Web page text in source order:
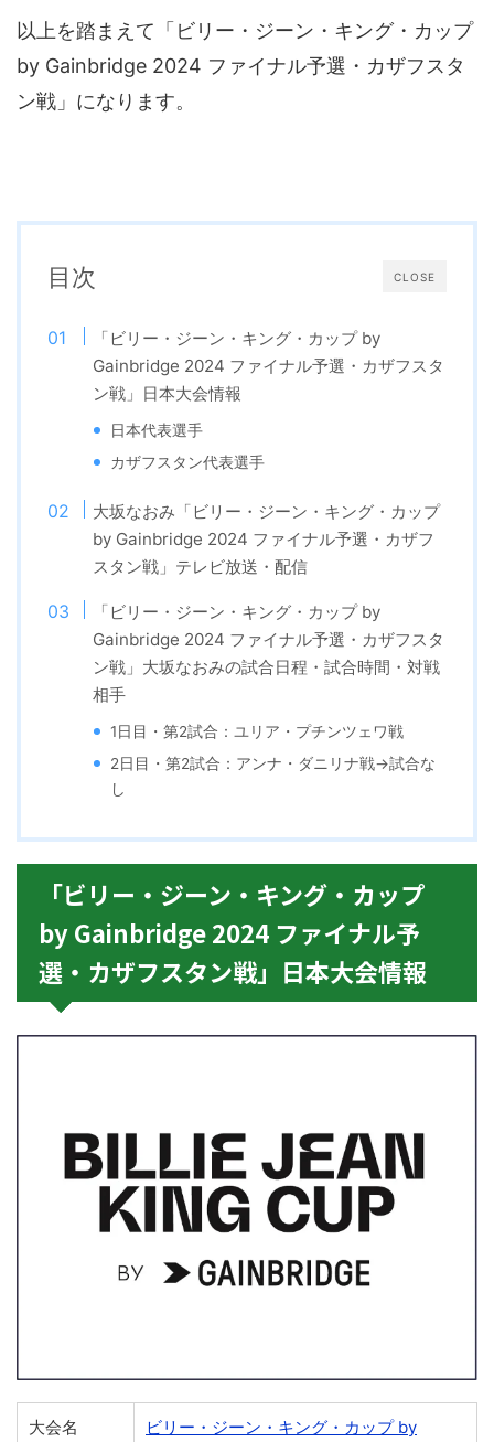
以上を踏まえて「ビリー・ジーン・キング・カップ
by Gainbridge 2024 ファイナル予選・カザフスタ
ン戦」になります。
CLOSE
目次
「ビリー・ジーン・キング・カップ by
Gainbridge 2024 ファイナル予選・カザフスタ
ン戦」日本大会情報
日本代表選手
カザフスタン代表選手
大坂なおみ「ビリー・ジーン・キング・カップ
by Gainbridge 2024 ファイナル予選・カザフ
スタン戦」テレビ放送・配信
「ビリー・ジーン・キング・カップ by
Gainbridge 2024 ファイナル予選・カザフスタ
ン戦」大坂なおみの試合日程・試合時間・対戦
相手
1日目・第2試合：ユリア・プチンツェワ戦
2日目・第2試合：アンナ・ダニリナ戦→試合な
し
「ビリー・ジーン・キング・カップ
by Gainbridge 2024 ファイナル予
選・カザフスタン戦」日本大会情報
大会名
ビリー・ジーン・キング・カップ by